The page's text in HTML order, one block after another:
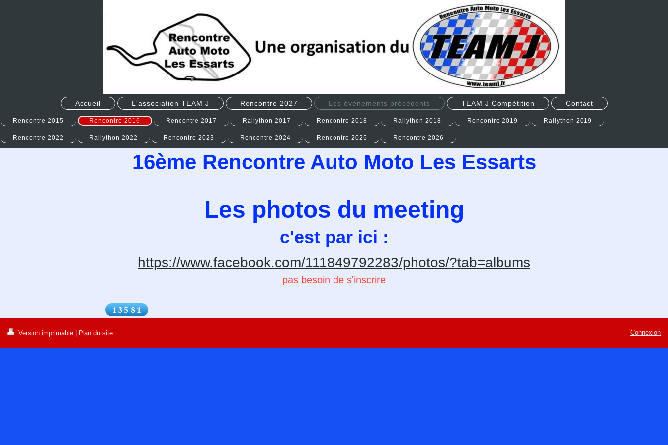
Accueil L'association TEAM J Rencontre 2027 Les événements précédents TEAM J Compétition Contact
Rencontre 2015 Rencontre 2016 Rencontre 2017 Rallython 2017 Rencontre 2018 Rallython 2018 Rencontre 2019 Rallython 2019
Rencontre 2022 Rallython 2022 Rencontre 2023 Rencontre 2024 Rencontre 2025 Rencontre 2026
16ème Rencontre Auto Moto Les Essarts
Les photos du meeting
c'est par ici :
https://www.facebook.com/111849792283/photos/?tab=albums
pas besoin de s'inscrire
Version imprimable Plan du site Connexion